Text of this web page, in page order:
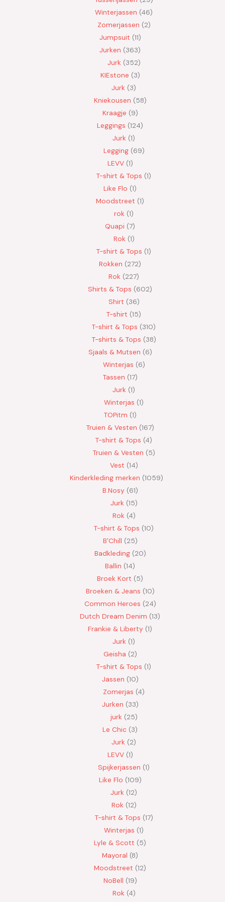
Winterjassen 46
Zomerjassen 2
Jumpsuit 11
Jurken 363
Jurk 352
KIEstone 3
Jurk 3
Kniekousen 58
Kraagje 9
Leggings 124
Jurk 1
Legging 69
LEVV 1
T-shirt & Tops 1
Like Flo 1
Moodstreet 1
rok 1
Quapi 7
Rok 1
T-shirt & Tops 1
Rokken 272
Rok 227
Shirts & Tops 602
Shirt 36
T-shirt 15
T-shirt & Tops 310
T-shirts & Tops 38
Sjaals & Mutsen 6
Winterjas 6
Tassen 17
Jurk 1
Winterjas 1
TOPitm 1
Truien & Vesten 167
T-shirt & Tops 4
Truien & Vesten 5
Vest 14
Kinderkleding merken 1059
B.Nosy 61
Jurk 15
Rok 4
T-shirt & Tops 10
B'Chill 25
Badkleding 20
Ballin 14
Broek Kort 5
Broeken & Jeans 10
Common Heroes 24
Dutch Dream Denim 13
Frankie & Liberty 1
Jurk 1
Geisha 2
T-shirt & Tops 1
Jassen 10
Zomerjas 4
Jurken 33
jurk 25
Le Chic 3
Jurk 2
LEVV 1
Spijkerjassen 1
Like Flo 109
Jurk 12
Rok 12
T-shirt & Tops 17
Winterjas 1
Lyle & Scott 5
Mayoral 8
Moodstreet 12
NoBell 19
Rok 4